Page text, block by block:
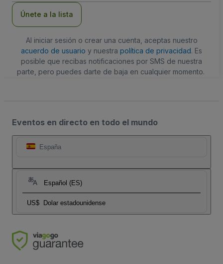
Únete a la lista
Al iniciar sesión o crear una cuenta, aceptas nuestro
acuerdo de usuario y nuestra política de privacidad. Es
posible que recibas notificaciones por SMS de nuestra
parte, pero puedes darte de baja en cualquier momento.
Eventos en directo en todo el mundo
España
Español (ES)
US$ Dolar estadounidense